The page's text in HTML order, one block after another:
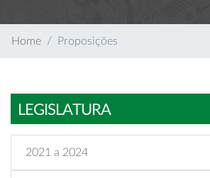
Home Proposições
LEGISLATURA
2021 a 2024